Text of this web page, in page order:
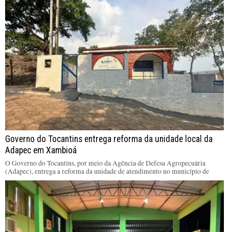
Governo do Tocantins entrega reforma da unidade local da
Adapec em Xambioá
O Governo do Tocantins, por meio da Agência de Defesa Agropecuária
(Adapec), entrega a reforma da unidade de atendimento no município de